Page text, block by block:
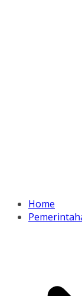
Home